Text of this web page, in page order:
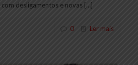
desligamentos e novas […]
0 Ler mais